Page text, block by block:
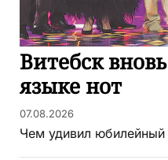
Витебск
языке нот
07.08.2026
Чем удивил юбилейный